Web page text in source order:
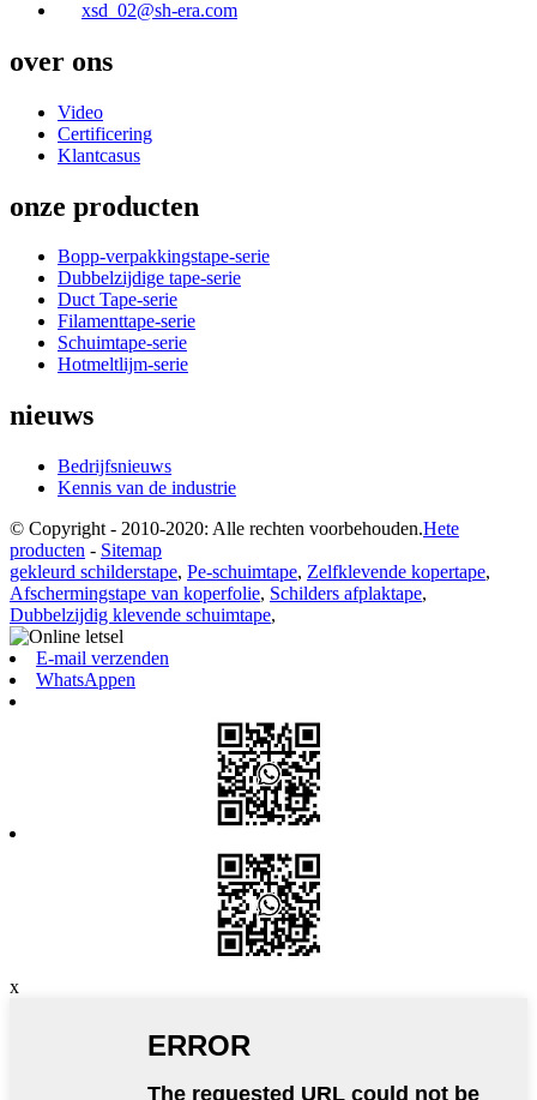
xsd_02@sh-era.com
over ons
Video
Certificering
Klantcasus
onze producten
Bopp-verpakkingstape-serie
Dubbelzijdige tape-serie
Duct Tape-serie
Filamenttape-serie
Schuimtape-serie
Hotmeltlijm-serie
nieuws
Bedrijfsnieuws
Kennis van de industrie
© Copyright - 2010-2020: Alle rechten voorbehouden.Hete
producten - Sitemap
gekleurd schilderstape, Pe-schuimtape, Zelfklevende kopertape,
Afschermingstape van koperfolie, Schilders afplaktape,
Dubbelzijdig klevende schuimtape,
E-mail verzenden
WhatsAppen
x